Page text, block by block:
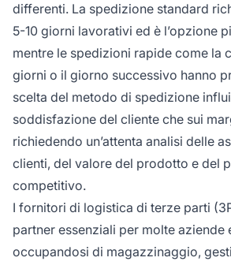
differenti. La spedizione standard
5-10 giorni lavorativi ed è l’opzione
mentre le spedizioni rapide come la
giorni o il giorno successivo hanno
scelta del metodo di spedizione
soddisfazione del cliente che sui
richiedendo un’attenta analisi delle
clienti, del valore del prodotto e del
competitivo.
I fornitori di logistica di terze parti
partner essenziali per molte aziende
occupandosi di magazzinaggio,